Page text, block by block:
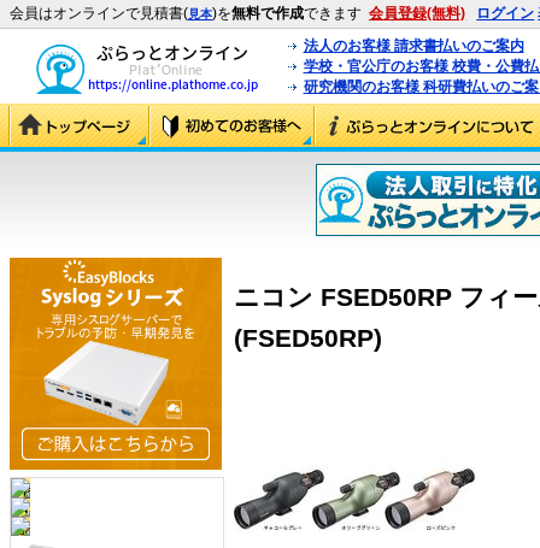
会員はオンラインで見積書(見本)を無料で作成できます 会員登録(無料) ログイン
法人のお客様 請求書払いのご案内
学校・官公庁のお客様 校費・公費
研究機関のお客様 科研費払いのご
ニコン FSED50RP フィ
(FSED50RP)